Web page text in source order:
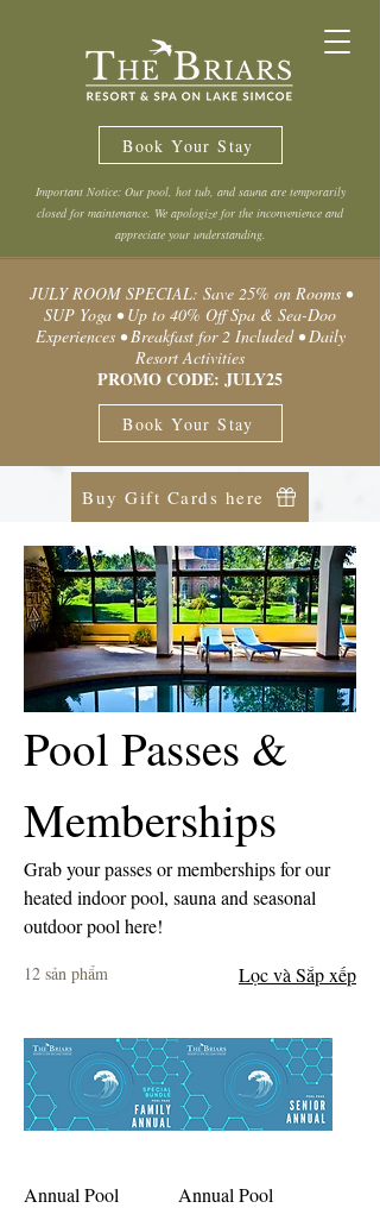
Book Your Stay
Important Notice: Our pool, hot tub, and sauna are temporarily
closed for maintenance. We apologize for the inconvenience and
appreciate your understanding.
JULY ROOM SPECIAL: Save 25% on Rooms •
SUP Yoga • Up to 40% Off Spa & Sea-Doo
Experiences • Breakfast for 2 Included • Daily
Resort Activities
PROMO CODE: JULY25
Book Your Stay
Buy Gift Cards here
Pool Passes &
Memberships
Grab your passes or memberships for our
heated indoor pool, sauna and seasonal
outdoor pool here!
12 sản phẩm Lọc và Sắp xếp
Annual Pool
Annual Pool